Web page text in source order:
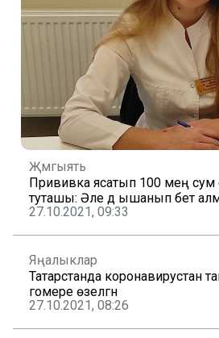
Җәмгыять
Прививка ясатып 100 мең сум
туташы: Әле дә ышанып бетә
27.10.2021, 09:33
Яңалыклар
Татарстанда коронавирустан
гомере өзелгән
27.10.2021, 08:26